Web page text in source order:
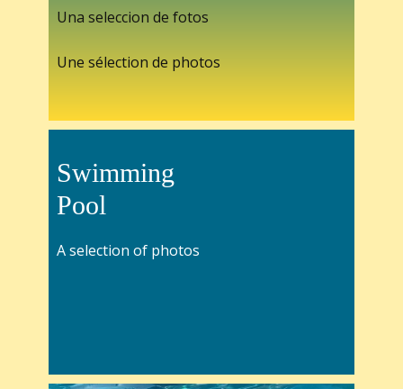
Una seleccion de fotos
Une sélection de photos
Swimming
Pool
A selection of photos